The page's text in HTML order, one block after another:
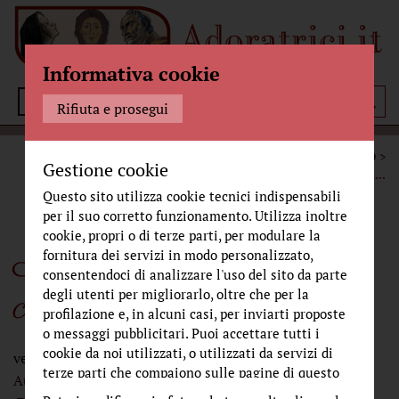
Menù
CRONACHE DAL MONASTERO
...
Nacque il tuo nome da
ciò che fissavi
venerdì 1 novembre 2013
Autore:suor Maria Maddalena, Bagotta Curatore:
Informativa cookie
Rifiuta e prosegui
Gestione cookie
Questo sito utilizza cookie tecnici indispensabili
per il suo corretto funzionamento. Utilizza inoltre
cookie, propri o di terze parti, per modulare la
fornitura dei servizi in modo personalizzato,
consentendoci di analizzare l'uso del sito da parte
degli utenti per migliorarlo, oltre che per la
profilazione e, in alcuni casi, per inviarti proposte
o messaggi pubblicitari. Puoi accettare tutti i
cookie da noi utilizzati, o utilizzati da servizi di
terze parti che compaiono sulle pagine di questo
sito, premendo il pulsante "Accetta tutti i cookie"